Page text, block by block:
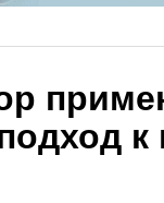
к